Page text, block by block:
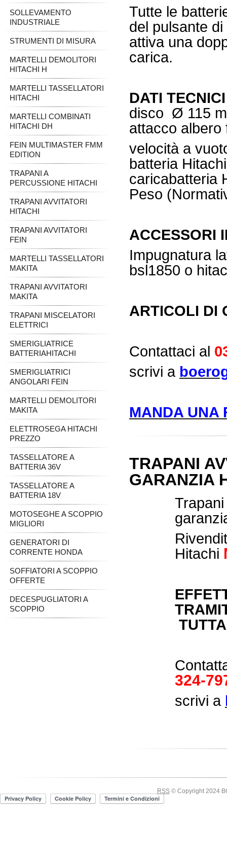
Tutte le
del pulsante
attiva una
carica.
DATI TECNICI
disco Ø 115
attacco albero
velocità a
batteria
caricabatteria
Peso
ACCESSORI
Impugnatura
bsl1850 o
ARTICOLI DI
Contattaci al
scrivi a
MANDA UNA
TRAPANI
GARANZIA
Hitachi
324-
scrivi a
SOLLEVAMENTO
INDUSTRIALE
STRUMENTI DI MISURA
MARTELLI DEMOLITORI
HITACHI H
MARTELLI TASSELLATORI
HITACHI
MARTELLI COMBINATI
HITACHI DH
FEIN MULTIMASTER FMM
EDITION
TRAPANI A
PERCUSSIONE HITACHI
TRAPANI AVVITATORI
HITACHI
TRAPANI AVVITATORI
FEIN
MARTELLI TASSELLATORI
MAKITA
TRAPANI AVVITATORI
MAKITA
TRAPANI MISCELATORI
ELETTRICI
SMERIGLIATRICE
BATTERIAHITACHI
SMERIGLIATRICI
ANGOLARI FEIN
MARTELLI DEMOLITORI
MAKITA
ELETTROSEGA HITACHI
PREZZO
TASSELLATORE A
BATTERIA 36V
TASSELLATORE A
BATTERIA 18V
MOTOSEGHE A SCOPPIO
MIGLIORI
GENERATORI DI
CORRENTE HONDA
SOFFIATORI A SCOPPIO
OFFERTE
DECESPUGLIATORI A
SCOPPIO
RSS© Copyright 2024